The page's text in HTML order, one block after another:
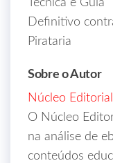
Técnica e Guia
Definitivo
Pirataria
Sobre o Autor
Núcleo
O Núcleo
na análise de
conteúdos